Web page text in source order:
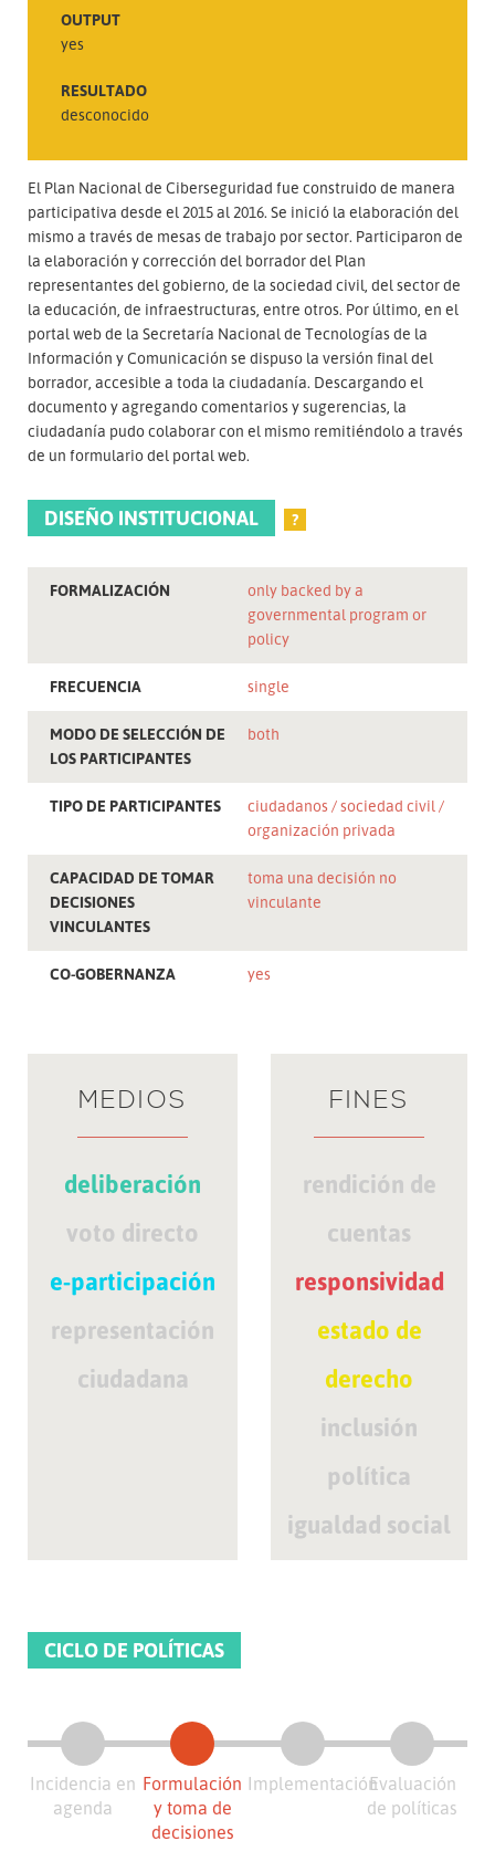
OUTPUT
yes
RESULTADO
desconocido
El Plan Nacional de Ciberseguridad fue construido de manera
participativa desde el 2015 al 2016. Se inició la elaboración del
mismo a través de mesas de trabajo por sector. Participaron de
la elaboración y corrección del borrador del Plan
representantes del gobierno, de la sociedad civil, del sector de
la educación, de infraestructuras, entre otros. Por último, en el
portal web de la Secretaría Nacional de Tecnologías de la
Información y Comunicación se dispuso la versión final del
borrador, accesible a toda la ciudadanía. Descargando el
documento y agregando comentarios y sugerencias, la
ciudadanía pudo colaborar con el mismo remitiéndolo a través
de un formulario del portal web.
DISEÑO INSTITUCIONAL ?
FORMALIZACIÓN
only backed by a
governmental program or
policy
FRECUENCIA single
MODO DE SELECCIÓN DE
LOS PARTICIPANTES
both
TIPO DE PARTICIPANTES ciudadanos
sociedad civil
organización privada
CAPACIDAD DE TOMAR
DECISIONES
VINCULANTES
toma una decisión no
vinculante
CO-GOBERNANZA yes
MEDIOS
deliberación
voto directo
e-participación
representación
ciudadana
FINES
rendición de
cuentas
responsividad
estado de
derecho
inclusión
política
igualdad social
CICLO DE POLÍTICAS
Incidencia en
agenda
Formulación
y toma de
decisiones
ImplementaciónEvaluación
de políticas